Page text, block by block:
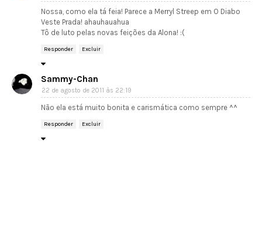
Nossa, como ela tá feia! Parece a Merryl Streep em O Diabo
Veste Prada! ahauhauahua
Tô de luto pelas novas feições da Alona! :(
Responder Excluir
Sammy-Chan
22 de agosto de 2011 às 22:19
Não ela está muito bonita e carismática como sempre ^^
Responder Excluir